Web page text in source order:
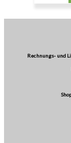
Rechnungs- und